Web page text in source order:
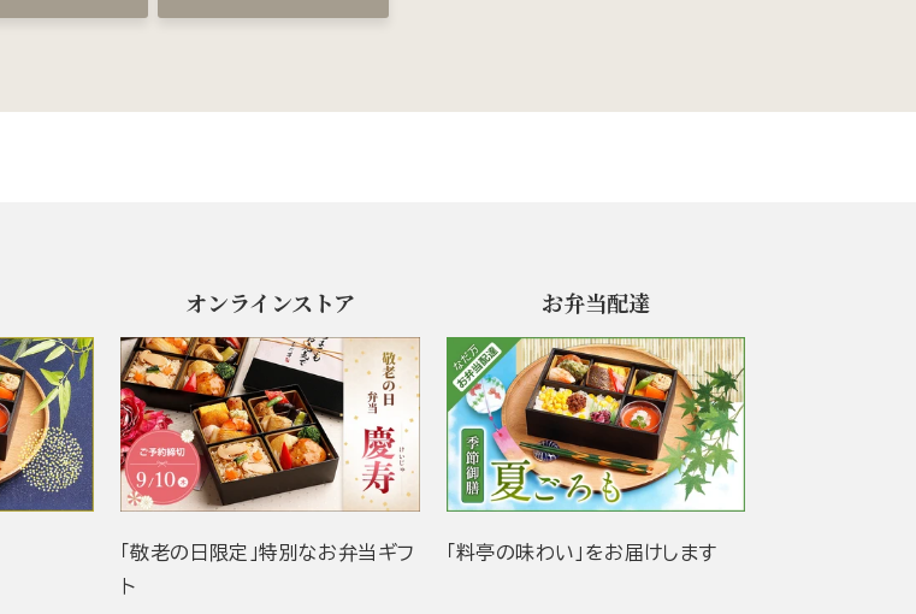
オンラインストア
「敬老の日限定」特別なお弁当ギフ
ト
お弁当配達
「料亭の味わい」をお届けします